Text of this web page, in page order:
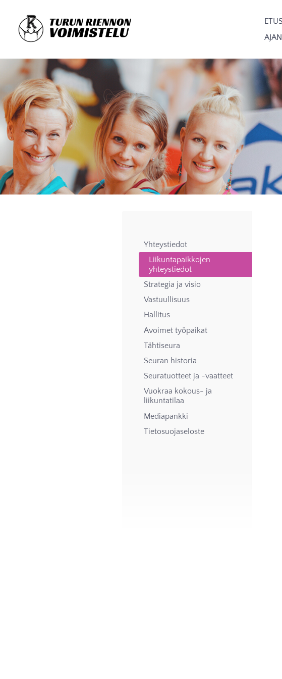
sivun
sisältöön
Turun Riennon Voimistelu | Voimistelua ja liikuntaa Turussa
Yhteystiedot
Liikuntapaikkojen
yhteystiedot
Strategia ja visio
Vastuullisuus
Hallitus
Avoimet työpaikat
Tähtiseura
Seuran historia
Seuratuotteet ja -vaatteet
Vuokraa kokous- ja
liikuntatilaa
Mediapankki
Tietosuojaseloste